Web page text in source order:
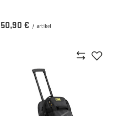
50,90 € / artikel